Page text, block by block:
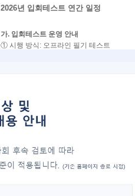
2026년 입회테스트 연간 일정
가. 입회테스트 운영 안내
① 시행 방식: 오프라인 필기 테스트
※ 시험 장소 및 접수 안내는
서울의 경우
지방의 경우
나. 지역별 시행 일정